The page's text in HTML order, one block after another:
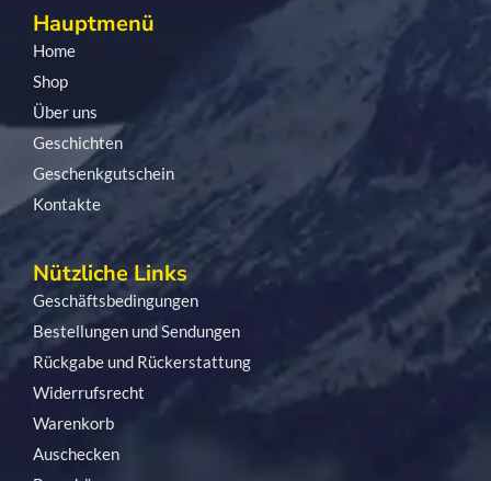
Hauptmenü
Home
Shop
Über uns
Geschichten
Geschenkgutschein
Kontakte
Nützliche Links
Geschäftsbedingungen
Bestellungen und Sendungen
Rückgabe und Rückerstattung
Widerrufsrecht
Warenkorb
Auschecken